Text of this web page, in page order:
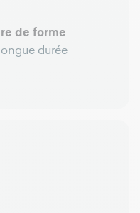
de forme
durée